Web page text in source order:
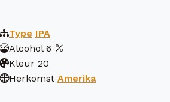
Type IPA
Alcohol 6
Kleur 20
Herkomst Amerika